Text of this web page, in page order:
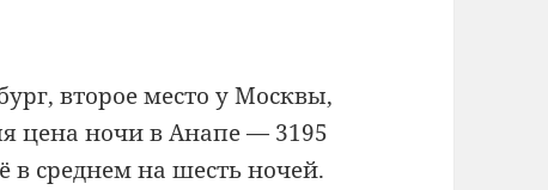
второе место у Москвы,
цена ночи в Анапе — 3195
среднем на шесть ночей.